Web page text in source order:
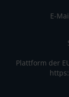
E-
Plattform der